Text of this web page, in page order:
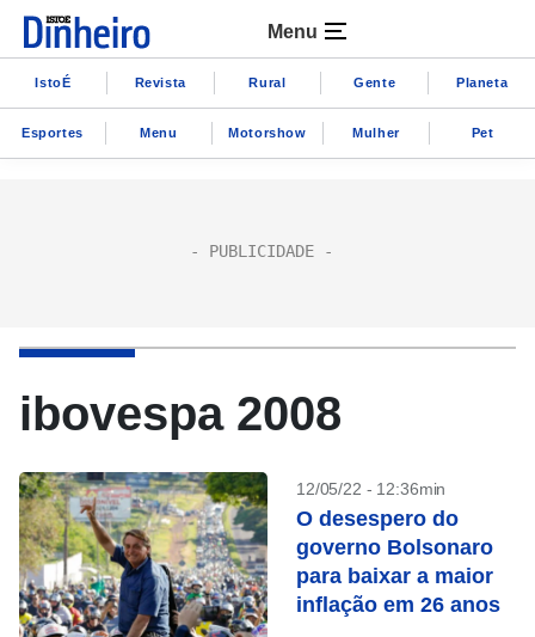
Menu
IstoÉ Revista Rural Gente Planeta
Esportes Menu Motorshow Mulher Pet
ibovespa 2008
12/05/22 - 12:36min
O desespero do
governo Bolsonaro
para baixar a maior
inflação em 26 anos